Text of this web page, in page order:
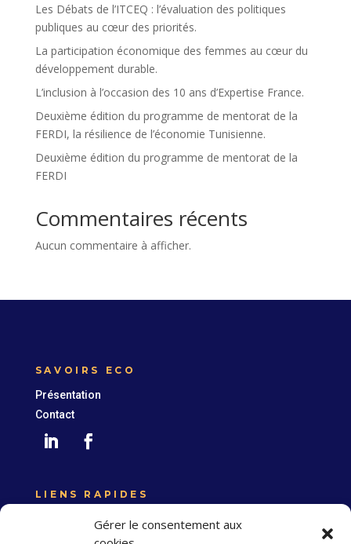
Gérer le consentement aux
Les Débats de l’ITCEQ : l’évaluation des politiques
publiques au cœur des priorités.
La participation économique des femmes au cœur du
développement durable.
L’inclusion à l’occasion des 10 ans d’Expertise France.
Deuxième édition du programme de mentorat de la
FERDI, la résilience de l’économie Tunisienne.
Deuxième édition du programme de mentorat de la
FERDI
Commentaires récents
Aucun commentaire à afficher.
SAVOIRS ECO
Présentation
Contact
LIENS RAPIDES
Expertise France
Union européenne